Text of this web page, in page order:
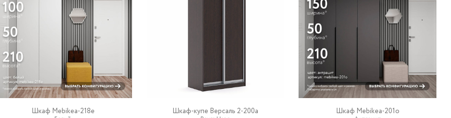
Шкаф Mebikea-218e Шкаф-купе Версаль 2-200a Шкаф Mebikea-201o